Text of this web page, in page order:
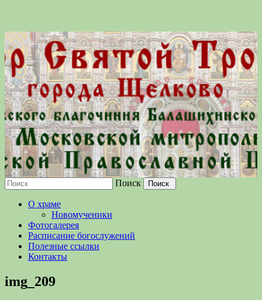
Православной Церкви
Поиск
О храме
Новомученики
Фотогалерея
Расписание богослужений
Полезные ссылки
Контакты
img_209